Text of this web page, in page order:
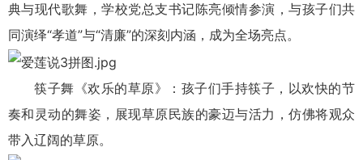
典与现代歌舞，学校党总支书记陈亮倾情参演，与孩子们共
同演绎“孝道”与“清廉”的深刻内涵，成为全场亮点。
筷子舞《欢乐的草原》：孩子们手持筷子，以欢快的节
奏和灵动的舞姿，展现草原民族的豪迈与活力，仿佛将观众
带入辽阔的草原。